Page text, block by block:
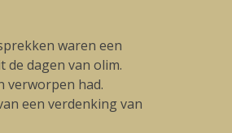
waren een
dagen van olim.
verworpen had.
een verdenking van